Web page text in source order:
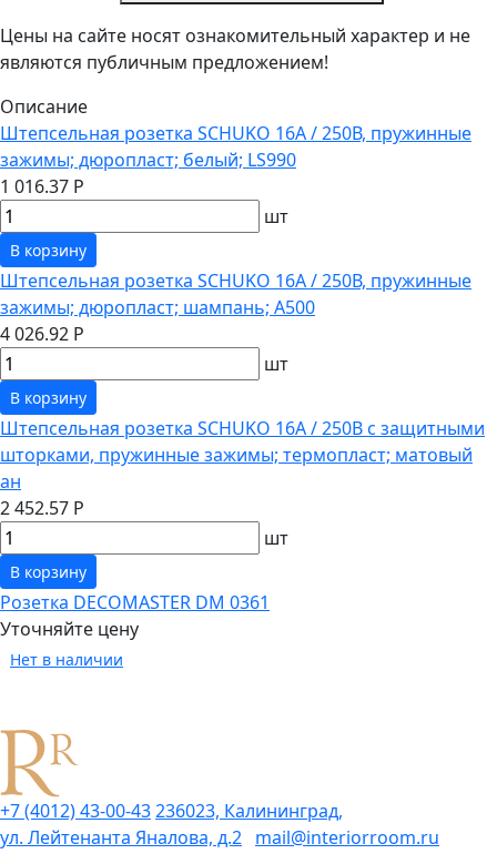
Цены на сайте носят ознакомительный характер и не
являются публичным предложением!
Описание
Штепсельная розетка SCHUKO 16А / 250В, пружинные
зажимы; дюропласт; белый; LS990
1 016.37 Р
шт
В корзину
Штепсельная розетка SCHUKO 16А / 250В, пружинные
зажимы; дюропласт; шампань; A500
4 026.92 Р
шт
В корзину
Штепсельная розетка SCHUKO 16А / 250В с защитными
шторками, пружинные зажимы; термопласт; матовый
ан
2 452.57 Р
шт
В корзину
Розетка DECOMASTER DM 0361
Уточняйте цену
Нет в наличии
+7 (4012) 43-00-43236023, Калининград,
ул. Лейтенанта Яналова, д.2 mail@interiorroom.ru